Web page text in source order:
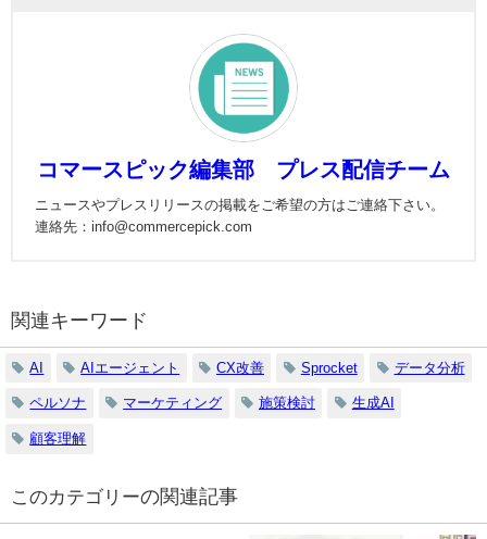
コマースピック編集部 プレス配信チーム
ニュースやプレスリリースの掲載をご希望の方はご連絡下さい。
連絡先：info@commercepick.com
関連キーワード
AI AIエージェント CX改善 Sprocket データ分析
ペルソナ マーケティング 施策検討 生成AI
顧客理解
の関連記事